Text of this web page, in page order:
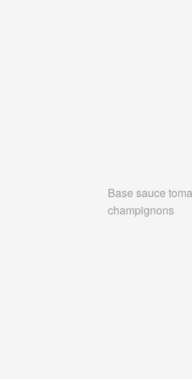
Base sauce
champignons